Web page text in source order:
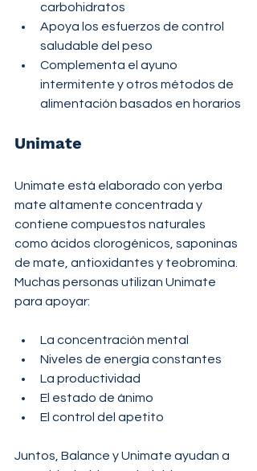
carbohidratos
Apoya los esfuerzos de control
saludable del peso
Complementa el ayuno
intermitente y otros métodos de
alimentación basados en horarios
Unimate
Unimate está elaborado con yerba
mate altamente concentrada y
contiene compuestos naturales
como ácidos clorogénicos, saponinas
de mate, antioxidantes y teobromina.
Muchas personas utilizan Unimate
para apoyar:
La concentración mental
Niveles de energía constantes
La productividad
El estado de ánimo
El control del apetito
Juntos, Balance y Unimate ayudan a